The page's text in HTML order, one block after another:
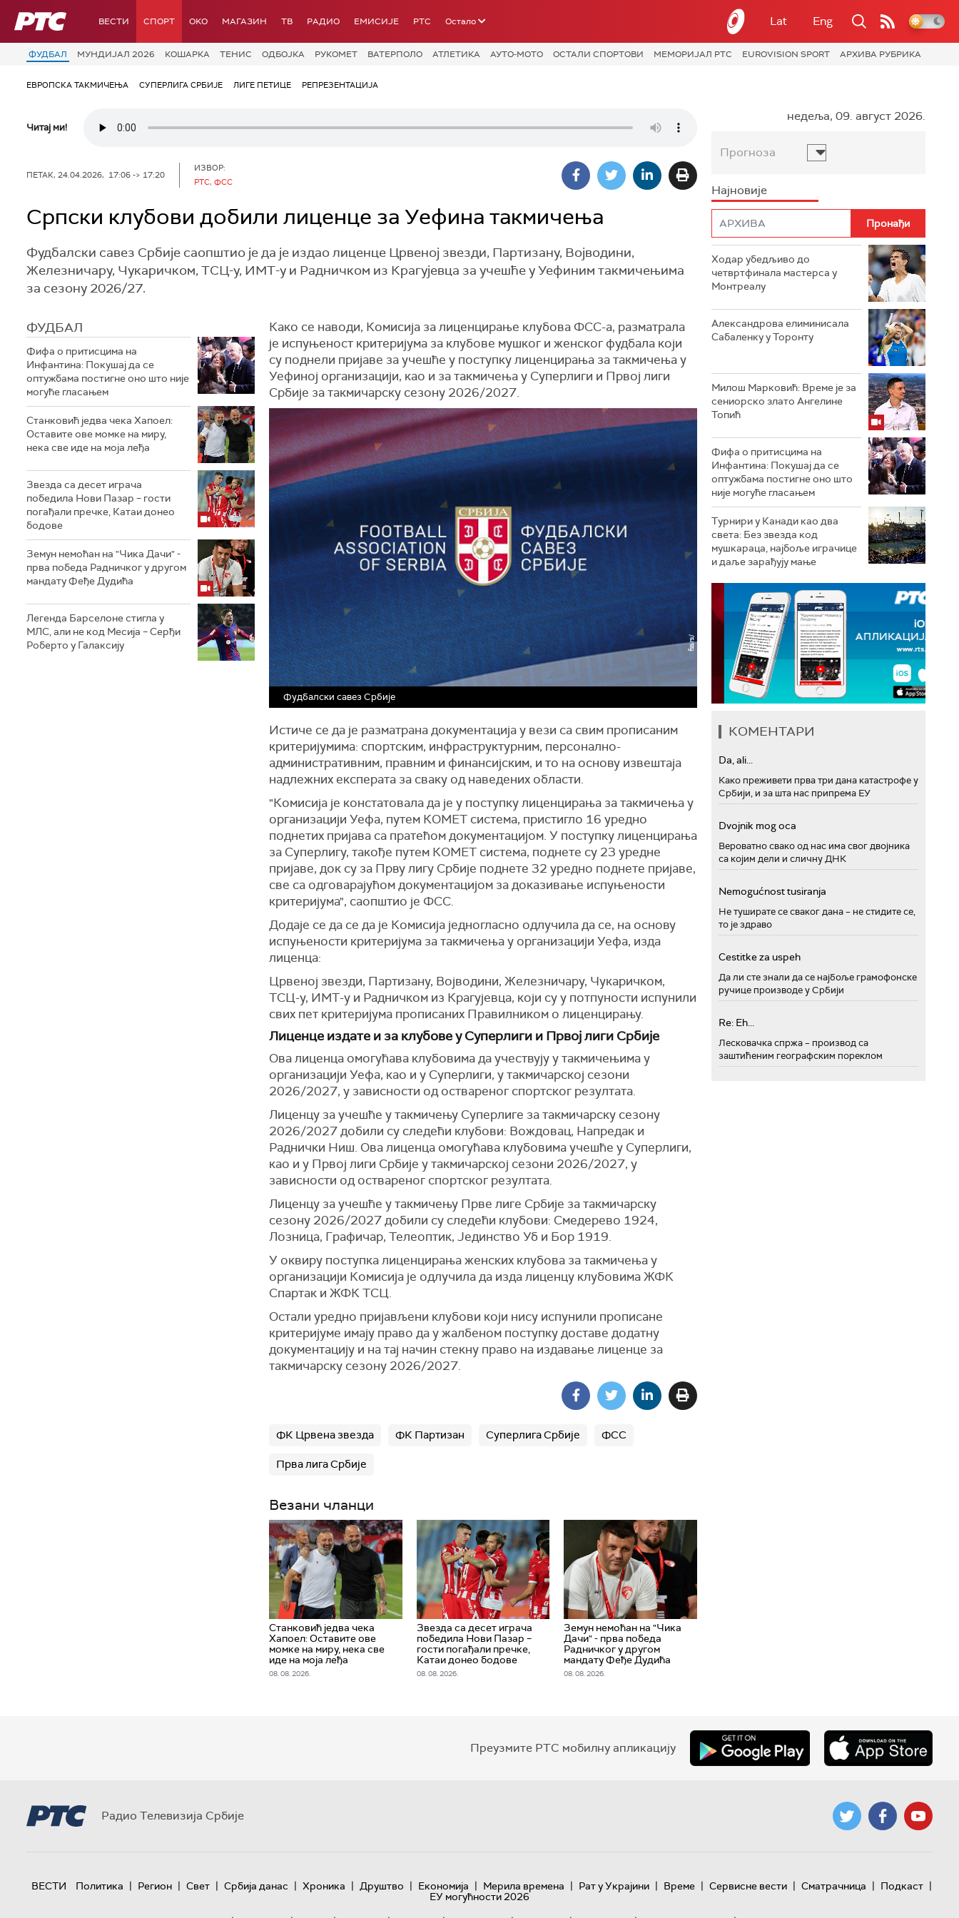
РТС ВЕСТИ СПОРТ OKO МАГАЗИН ТВ РАДИО ЕМИСИЈЕ РТС Остало Lat Eng
ФУДБАЛ МУНДИЈАЛ 2026 КОШАРКА ТЕНИС ОДБОЈКА РУКОМЕТ ВАТЕРПОЛО АТЛЕТИКА АУТО-МОТО ОСТАЛИ СПОРТОВИ МЕМОРИЈАЛ РТС EUROVISION SPORT АРХИВА РУБРИКА
ЕВРОПСКА ТАКМИЧЕЊА СУПЕРЛИГА СРБИЈЕ ЛИГЕ ПЕТИЦЕ РЕПРЕЗЕНТАЦИЈА
Читај ми!
ПЕТАК, 24.04.2026, 17:06 -> 17:20
ИЗВОР:
РТС, ФСС
Српски клубови добили лиценце за Уефина такмичења
Фудбалски савез Србије саопштио је да је издао лиценце Црвеној звезди, Партизану, Војводини,
Железничару, Чукаричком, ТСЦ-у, ИМТ-у и Радничком из Крагујевца за учешће у Уефиним такмичењима
за сезону 2026/27.
ФУДБАЛ
Фифа о притисцима на
Инфантина: Покушај да се
оптужбама постигне оно што није
могуће гласањем
Станковић једва чека Хапоел:
Оставите ове момке на миру,
нека све иде на моја леђа
Звезда са десет играча
победила Нови Пазар – гости
погађали пречке, Катаи донео
бодове
Земун немоћан на "Чика Дачи" -
прва победа Радничког у другом
мандату Феђе Дудића
Легенда Барселоне стигла у
МЛС, али не код Месија – Серђи
Роберто у Галаксију
Како се наводи, Комисија за лиценцирање клубова ФСС-а, разматрала
је испуњеност критеријума за клубове мушког и женског фудбала који
су поднели пријаве за учешће у поступку лиценцирања за такмичења у
Уефиној организацији, као и за такмичења у Суперлиги и Првој лиги
Србије за такмичарску сезону 2026/2027.
Фудбалски савез Србије
Истиче се да је разматрана документација у вези са свим прописаним
критеријумима: спортским, инфраструктурним, персонално-
административним, правним и финансијским, и то на основу извештаја
надлежних експерата за сваку од наведених области.
"Комисија је констатовала да је у поступку лиценцирања за такмичења у
организацији Уефа, путем КОМЕТ система, пристигло 16 уредно
поднетих пријава са пратећом документацијом. У поступку лиценцирања
за Суперлигу, такође путем КОМЕТ система, поднете су 23 уредне
пријаве, док су за Прву лигу Србије поднете 32 уредно поднете пријаве,
све са одговарајућом документацијом за доказивање испуњености
критеријума", саопштио је ФСС.
Додаје се да се да је Комисија једногласно одлучила да се, на основу
испуњености критеријума за такмичења у организацији Уефа, изда
лиценца:
Црвеној звезди, Партизану, Војводини, Железничару, Чукаричком,
ТСЦ-у, ИМТ-у и Радничком из Крагујевца, који су у потпуности испунили
свих пет критеријума прописаних Правилником о лиценцирању.
Лиценце издате и за клубове у Суперлиги и Првој лиги Србије
Ова лиценца омогућава клубовима да учествују у такмичењима у
организацији Уефа, као и у Суперлиги, у такмичарској сезони
2026/2027, у зависности од оствареног спортског резултата.
Лиценцу за учешће у такмичењу Суперлиге за такмичарску сезону
2026/2027 добили су следећи клубови: Вождовац, Напредак и
Раднички Ниш. Ова лиценца омогућава клубовима учешће у Суперлиги,
као и у Првој лиги Србије у такмичарској сезони 2026/2027, у
зависности од оствареног спортског резултата.
Лиценцу за учешће у такмичењу Прве лиге Србије за такмичарску
сезону 2026/2027 добили су следећи клубови: Смедерево 1924,
Лозница, Графичар, Телеоптик, Јединство Уб и Бор 1919.
У оквиру поступка лиценцирања женских клубова за такмичења у
организацији Комисија је одлучила да изда лиценцу клубовима ЖФК
Спартак и ЖФК ТСЦ.
Остали уредно пријављени клубови који нису испунили прописане
критеријуме имају право да у жалбеном поступку доставе додатну
документацију и на тај начин стекну право на издавање лиценце за
такмичарску сезону 2026/2027.
ФК Црвена звезда ФК Партизан Суперлига Србије ФСС
Прва лига Србије
Везани чланци
Станковић једва чека
Хапоел: Оставите ове
момке на миру, нека све
иде на моја леђа
08. 08. 2026.
Звезда са десет играча
победила Нови Пазар –
гости погађали пречке,
Катаи донео бодове
08. 08. 2026.
Земун немоћан на "Чика
Дачи" - прва победа
Радничког у другом
мандату Феђе Дудића
08. 08. 2026.
недеља, 09. август 2026.
Прогноза
Најновије
Ходар убедљиво до
четвртфинала мастерса у
Монтреалу
Александрова елиминисала
Сабаленку у Торонту
Милош Марковић: Време је за
сениорско злато Ангелине
Топић
Фифа о притисцима на
Инфантина: Покушај да се
оптужбама постигне оно што
није могуће гласањем
Турнири у Канади као два
света: Без звезда код
мушкараца, најбоље играчице
и даље зарађују мање
КОМЕНТАРИ
Da, ali...
Како преживети прва три дана катастрофе у
Србији, и за шта нас припрема ЕУ
Dvojnik mog oca
Вероватно свако од нас има свог двојника
са којим дели и сличну ДНК
Nemogućnost tusiranja
Не туширате се сваког дана – не стидите се,
то је здраво
Cestitke za uspeh
Да ли сте знали да се најбоље грамофонске
ручице производе у Србији
Re: Eh...
Лесковачка спржа – производ са
заштићеним географским пореклом
Преузмите РТС мобилну апликацију
Радио Телевизија Србије
ВЕСТИ Политика | Регион | Свет | Србија данас | Хроника | Друштво | Економија | Мерила времена | Рат у Украјини | Време | Сервисне вести | Сматрачница | Подкаст |
ЕУ могућности 2026